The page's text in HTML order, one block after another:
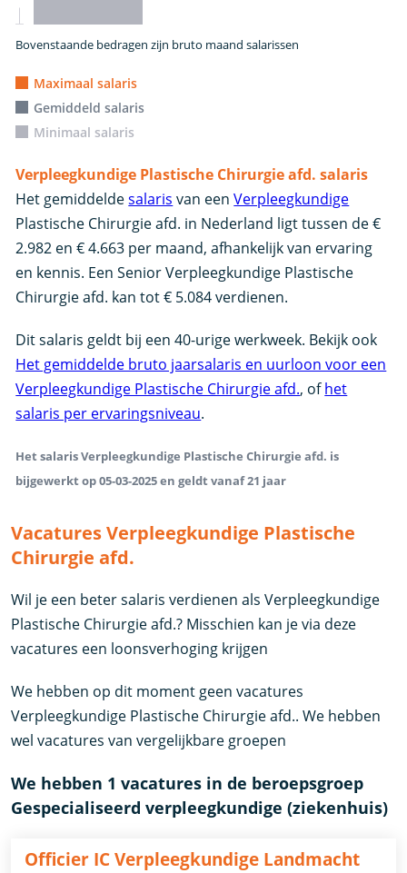
Bovenstaande bedragen zijn bruto maand salarissen
Maximaal salaris
Gemiddeld salaris
Minimaal salaris
Verpleegkundige Plastische Chirurgie afd. salaris
Het gemiddeldesalaris van eenVerpleegkundige
Plastische Chirurgie afd. in Nederland ligt tussen de €
2.982 en € 4.663 per maand, afhankelijk van ervaring
en kennis. Een Senior Verpleegkundige Plastische
Chirurgie afd. kan tot € 5.084 verdienen.
Dit salaris geldt bij een 40-urige werkweek. Bekijk ook
Het gemiddelde bruto jaarsalaris en uurloon voor een
Verpleegkundige Plastische Chirurgie afd., ofhet
salaris per ervaringsniveau.
Het salaris Verpleegkundige Plastische Chirurgie afd. is
bijgewerkt op 05-03-2025 en geldt vanaf 21 jaar
Vacatures Verpleegkundige Plastische
Chirurgie afd.
Wil je een beter salaris verdienen als Verpleegkundige
Plastische Chirurgie afd.? Misschien kan je via deze
vacatures een loonsverhoging krijgen
We hebben op dit moment geen vacatures
Verpleegkundige Plastische Chirurgie afd.. We hebben
wel vacatures van vergelijkbare groepen
We hebben 1 vacatures in de beroepsgroep
Gespecialiseerd verpleegkundige (ziekenhuis)
Officier IC Verpleegkundige Landmacht